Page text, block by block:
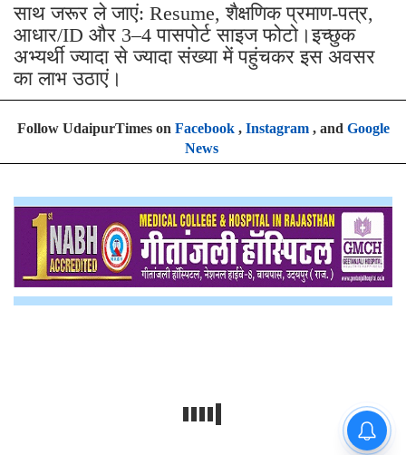
साथ जरूर ले जाएं: Resume, शैक्षणिक प्रमाण-पत्र,
आधार/ID और 3–4 पासपोर्ट साइज फोटो।इच्छुक
अभ्यर्थी ज्यादा से ज्यादा संख्या में पहुंचकर इस अवसर
का लाभ उठाएं।
Follow UdaipurTimes on Facebook, Instagram, and Google
News